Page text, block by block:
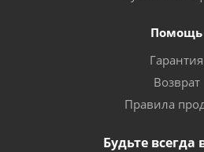
Помощь
Гарантия
Возврат
Правила
Будьте всегда